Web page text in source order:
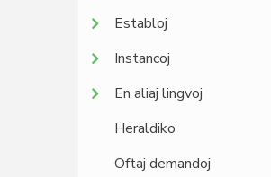
Establoj
Instancoj
En aliaj lingvoj
Heraldiko
Oftaj demandoj